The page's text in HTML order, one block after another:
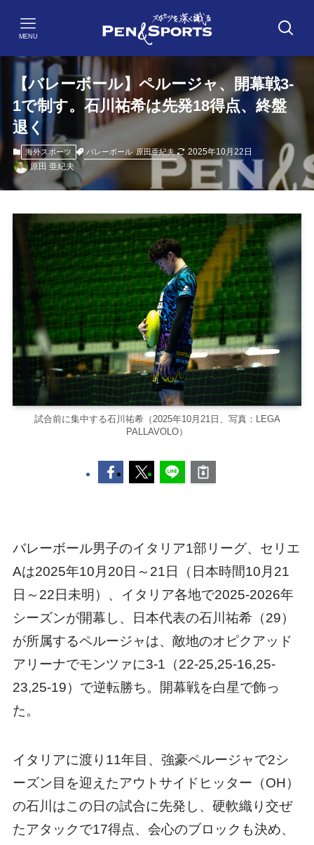
MENU
【バレーボール】ペルージャ、開幕戦3-
1で制す。石川祐希は先発18得点、終盤
退く
海外スポーツ バレーボール 原田亜紀夫
2025年10月22日
原田 亜紀夫
試合前に集中する石川祐希（2025年10月21日、写真：LEGA
PALLAVOLO）
バレーボール男子のイタリア1部リーグ、セリエ
Aは2025年10月20日～21日（日本時間10月21
日～22日未明）、イタリア各地で2025-2026年
シーズンが開幕し、日本代表の石川祐希（29）
が所属するペルージャは、敵地のオピクアッド
アリーナでモンツァに3-1（22-25,25-16,25-
23,25-19）で逆転勝ち。開幕戦を白星で飾っ
た。
イタリアに渡り11年目、強豪ペルージャで2シ
ーズン目を迎えたアウトサイドヒッター（OH）
の石川はこの日の試合に先発し、硬軟織り交ぜ
たアタックで17得点、会心のブロックも決め、